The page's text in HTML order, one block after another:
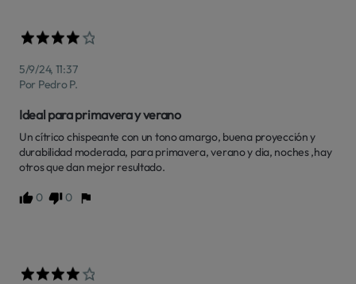
5/9/24, 11:37
Por Pedro P.
Ideal para primavera y verano
Un cítrico chispeante con un tono amargo, buena proyección y
durabilidad moderada, para primavera, verano y dia, noches ,hay
otros que dan mejor resultado.
0 0